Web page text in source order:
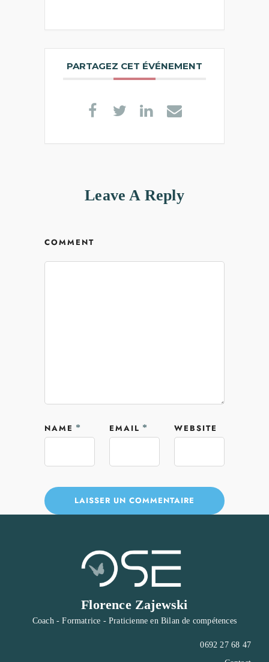
PARTAGEZ CET ÉVÉNEMENT
Leave A Reply
COMMENT
NAME * EMAIL * WEBSITE
Florence Zajewski
Coach - Formatrice - Praticienne en Bilan de compétences
0692 27 68 47